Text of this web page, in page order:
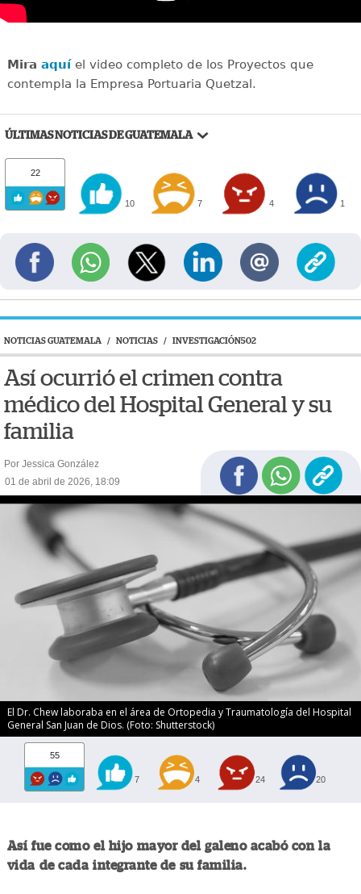
Mira aquíel video completo de los Proyectos que
contempla la Empresa Portuaria Quetzal.
ÚLTIMAS NOTICIAS DE GUATEMALA
22
10 7 4 1
NOTICIAS GUATEMALA / NOTICIAS / INVESTIGACIÓN502
Así ocurrió el crimen contra
médico del Hospital General y su
familia
Por Jessica González
01 de abril de 2026, 18:09
El Dr. Chew laboraba en el área de Ortopedia y Traumatologí­a del Hospital
General San Juan de Dios. (Foto: Shutterstock)
55
7 4 24 20
Así fue como el hijo mayor del galeno acabó con la
vida de cada integrante de su familia.